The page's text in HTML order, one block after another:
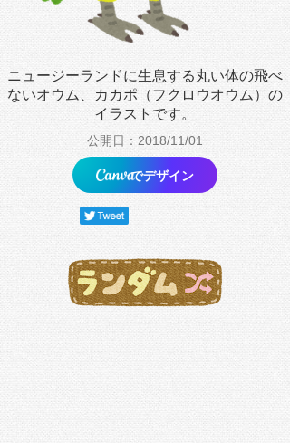
ニュージーランドに生息する丸い体の飛べ
ないオウム、カカポ（フクロウオウム）の
イラストです。
公開日：2018/11/01
でデザイン